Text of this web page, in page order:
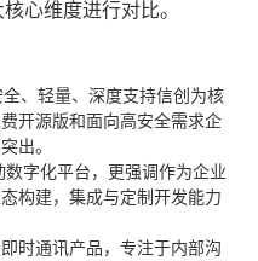
心维度进行对比。
、轻量、深度支持信创为核
开源版和面向高安全需求企
出。
字化平台，更强调作为企业
构建，集成与定制开发能力
时通讯产品，专注于内部沟